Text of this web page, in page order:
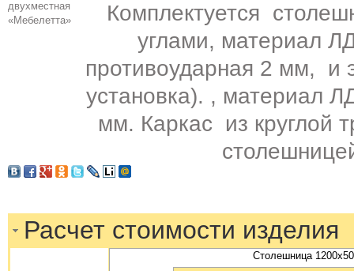
Комплектуется
углами, материал
противоударная 2 мм, и
установка). , материал
мм. Каркас из круглой
Расчет стоимости изделия
Столешница